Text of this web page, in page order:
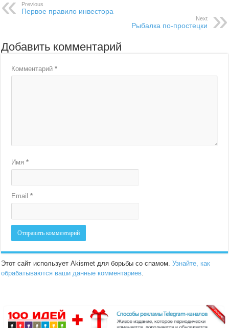
Previous
Первое правило инвестора
Next
Рыбалка по-простецки
Добавить комментарий
Комментарий*
Имя*
Email*
Этот сайт использует Akismet для борьбы со спамом.Узнайте, как
обрабатываются ваши данные комментариев.